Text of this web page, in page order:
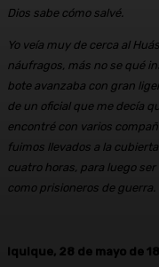
Dios sabe cómo salvé.
Yo veía muy de cerca al
náufragos, más no se qué
bote avanzaba con gran
de un oficial que me decía
encontré con varios
fuimos llevados a la
cuatro horas, para luego
como prisioneros de guerra.
Iquique, 28 de mayo de